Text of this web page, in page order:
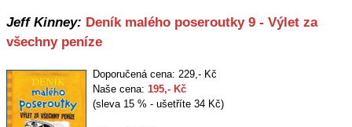
Jeff Kinney: Deník malého poseroutky 9 - Výlet za
všechny peníze
Doporučená cena: 229,- Kč
Naše cena: 195,- Kč
(sleva 15 % - ušetříte 34 Kč)